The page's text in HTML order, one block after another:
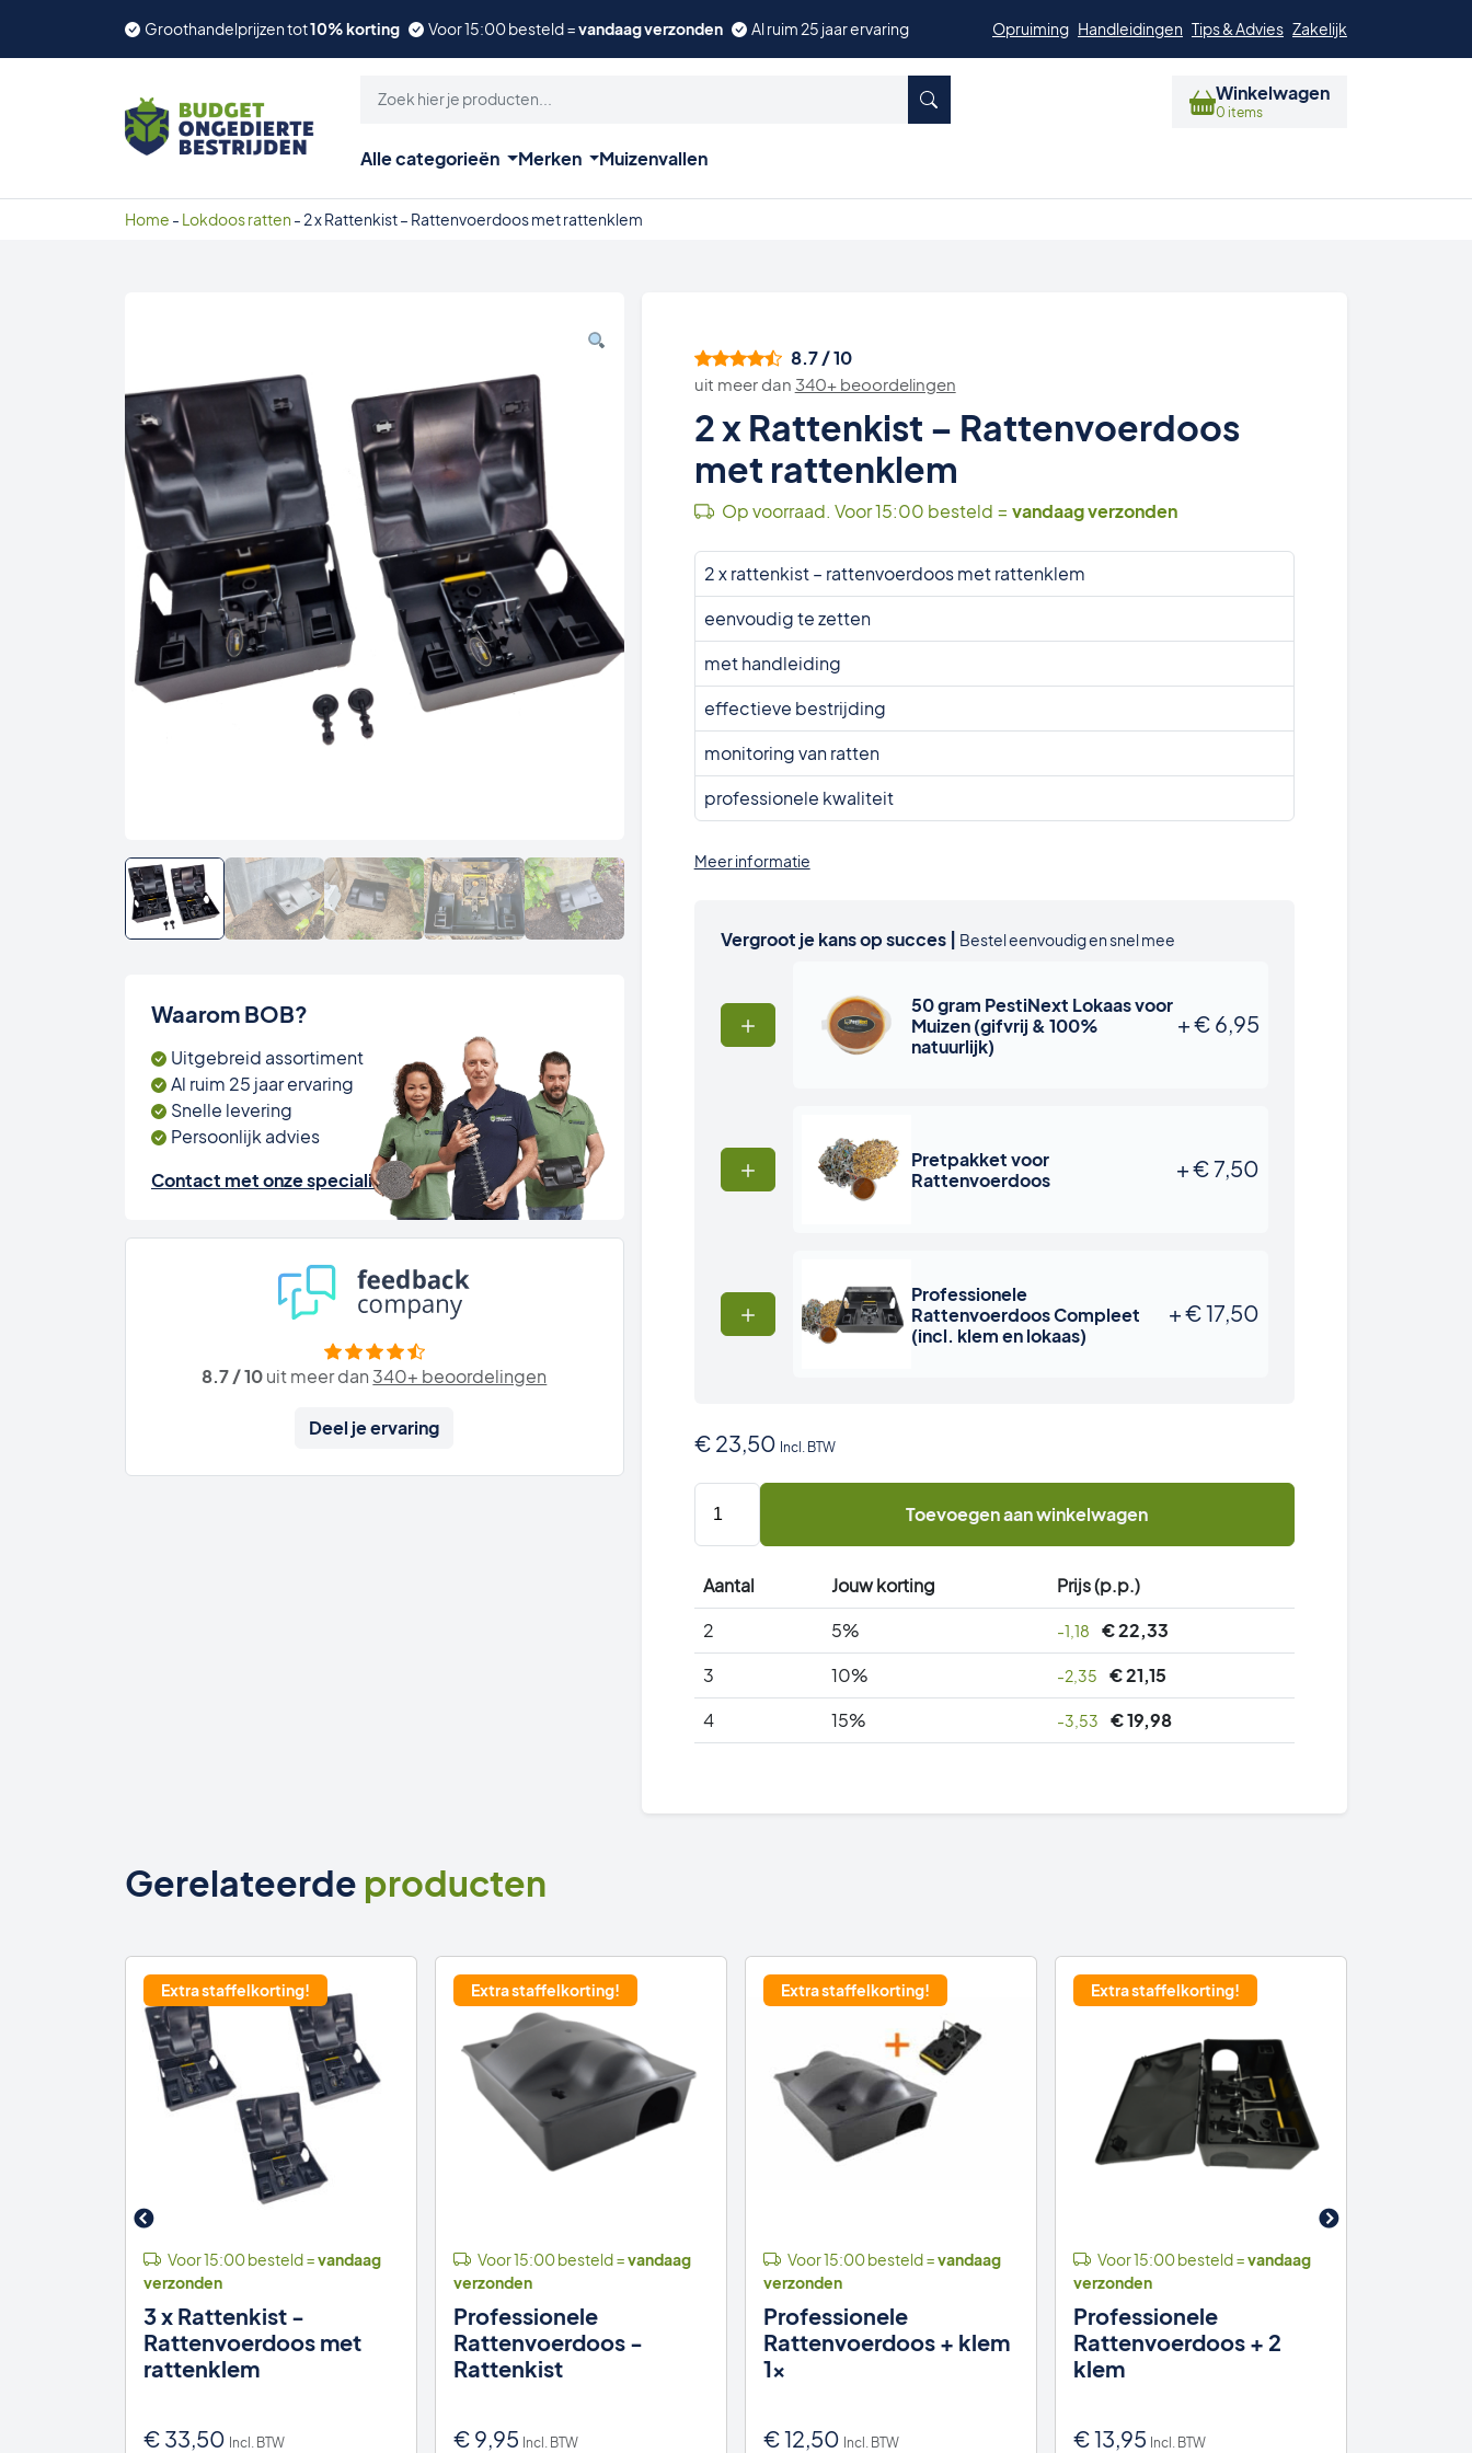
Groothandelprijzen tot10% korting Voor 15:00 besteld =vandaag verzonden Al ruim 25 jaar ervaring Opruiming Handleidingen Tips & Advies Zakelijk
Winkelwagen
0 items
Alle categorieën Merken Muizenvallen
Home - Lokdoos ratten -2 x Rattenkist – Rattenvoerdoos met rattenklem
Waarom BOB?
Uitgebreid assortiment
Al ruim 25 jaar ervaring
Snelle levering
Persoonlijk advies
Contact met onze specialisten
8.7 / 10uit meer dan 340+ beoordelingen
Deel je ervaring
8.7 / 10
uit meer dan 340+ beoordelingen
2 x Rattenkist – Rattenvoerdoos
met rattenklem
Op voorraad. Voor 15:00 besteld = vandaag verzonden
2 x rattenkist – rattenvoerdoos met rattenklem
eenvoudig te zetten
met handleiding
effectieve bestrijding
monitoring van ratten
professionele kwaliteit
Meer informatie
Vergroot je kans op succes | Bestel eenvoudig en snel mee
50 gram PestiNext Lokaas voor
Muizen (gifvrij & 100%
natuurlijk)
+€ 6,95
Pretpakket voor
Rattenvoerdoos
+€7,50
Professionele
Rattenvoerdoos Compleet
(incl. klem en lokaas)
+€17,50
€ 23,50 Incl. BTW
Rattenkist
Rattenvoerdoos
met
rattenklem
aantal
Toevoegen aan winkelwagen
Aantal Jouw korting
Prijs (p.p.)
2
5% -1,18 €22,33
3
10% -2,35 €21,15
4
15% -3,53 €19,98
Gerelateerde producten
Extra staffelkorting!
Voor 15:00 besteld =vandaag
verzonden
3 x Rattenkist -
Rattenvoerdoos met
rattenklem
€ 33,50 Incl. BTW
Extra staffelkorting!
Voor 15:00 besteld =vandaag
verzonden
Professionele
Rattenvoerdoos -
Rattenkist
€ 9,95 Incl. BTW
Extra staffelkorting!
Voor 15:00 besteld =vandaag
verzonden
Professionele
Rattenvoerdoos + klem
1x
€12,50 Incl. BTW
Extra staffelkorting!
Voor 15:00 besteld =vandaag
verzonden
Professionele
Rattenvoerdoos + 2
klem
€13,95 Incl. BTW